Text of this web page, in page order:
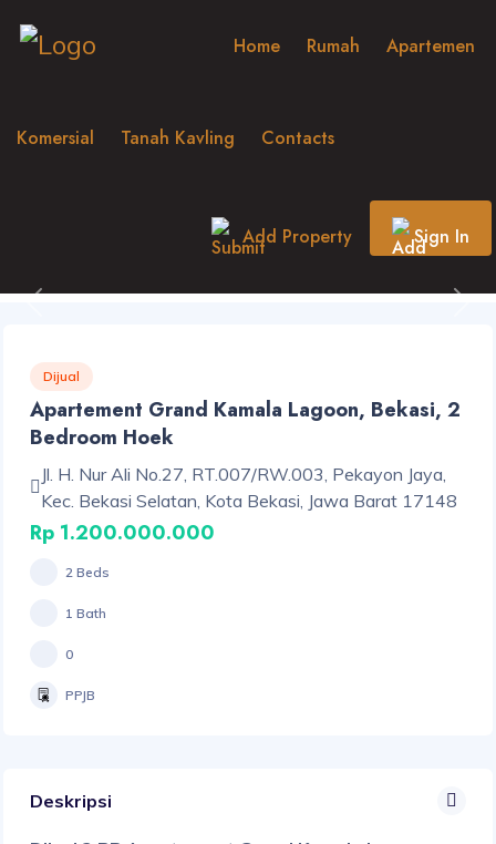
Home Rumah Apartemen
Komersial Tanah Kavling Contacts
Add Property Sign In
Dijual
Apartement Grand Kamala Lagoon, Bekasi, 2
Bedroom Hoek
Jl. H. Nur Ali No.27, RT.007/RW.003, Pekayon Jaya,
Kec. Bekasi Selatan, Kota Bekasi, Jawa Barat 17148
Rp 1.200.000.000
2 Beds
1 Bath
0
PPJB
Deskripsi